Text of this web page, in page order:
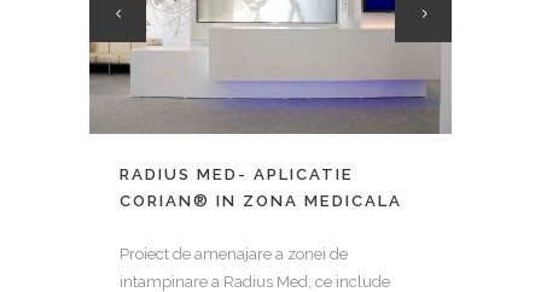
RADIUS MED- APLICATIE
CORIAN® IN ZONA MEDICALA
Proiect de amenajare a zonei de
intampinare a Radius Med, ce include